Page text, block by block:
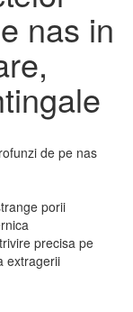
nas in
de pe nas
porii
precisa pe
extragerii